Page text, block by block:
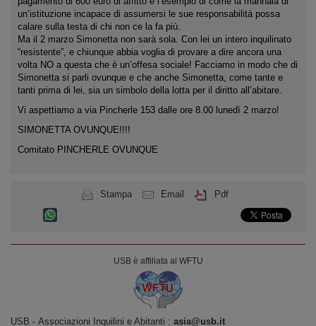
un’istituzione incapace di assumersi le sue responsabilità possa
calare sulla testa di chi non ce la fa più.
Ma il 2 marzo Simonetta non sarà sola. Con lei un intero inquilinato
“resistente”, e chiunque abbia voglia di provare a dire ancora una
volta NO a questa che è un’offesa sociale! Facciamo in modo che di
Simonetta si parli ovunque e che anche Simonetta, come tante e
tanti prima di lei, sia un simbolo della lotta per il diritto all’abitare.
Vi aspettiamo a via Pincherle 153 dalle ore 8.00 lunedì 2 marzo!
SIMONETTA OVUNQUE!!!!
Comitato PINCHERLE OVUNQUE
Stampa Email Pdf
USB è affiliata al WFTU
USB ‐ Associazioni Inquilini e Abitanti : asia@usb.it